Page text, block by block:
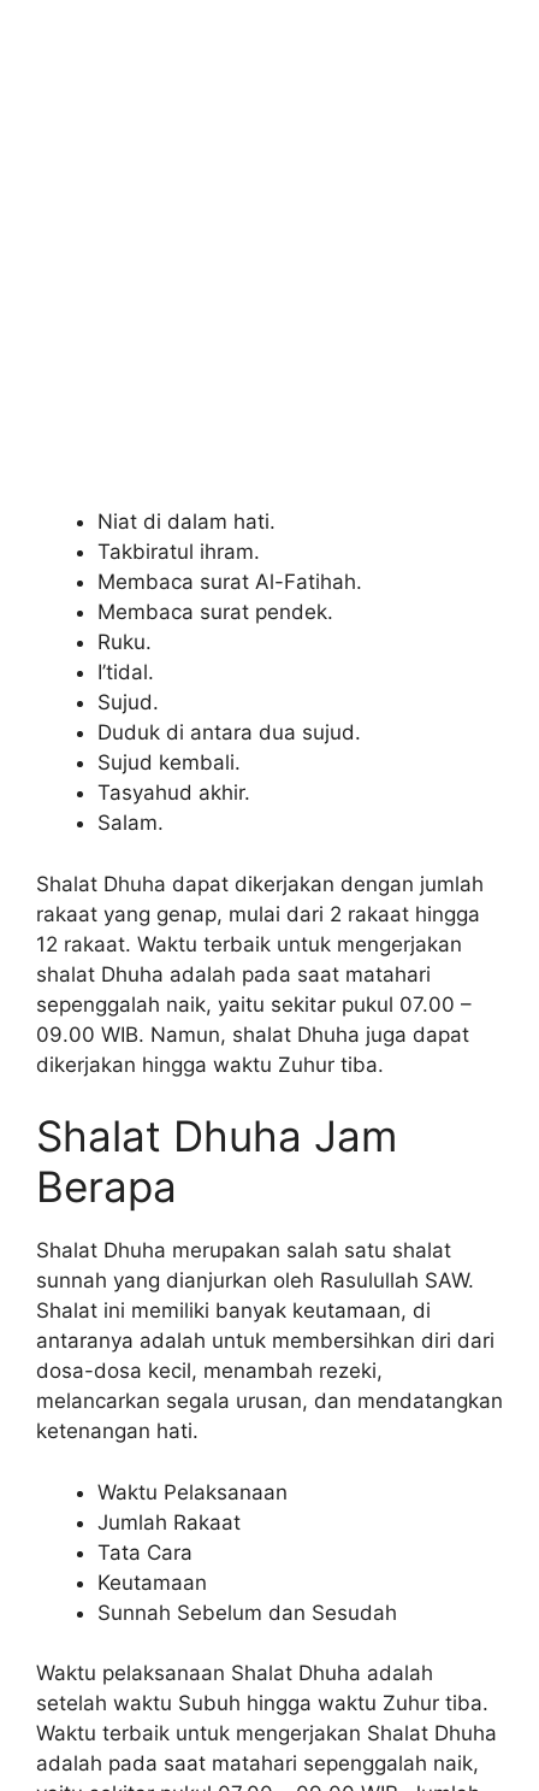
Niat di dalam hati.
Takbiratul ihram.
Membaca surat Al-Fatihah.
Membaca surat pendek.
Ruku.
I’tidal.
Sujud.
Duduk di antara dua sujud.
Sujud kembali.
Tasyahud akhir.
Salam.
Shalat Dhuha dapat dikerjakan dengan jumlah
rakaat yang genap, mulai dari 2 rakaat hingga
12 rakaat. Waktu terbaik untuk mengerjakan
shalat Dhuha adalah pada saat matahari
sepenggalah naik, yaitu sekitar pukul 07.00 –
09.00 WIB. Namun, shalat Dhuha juga dapat
dikerjakan hingga waktu Zuhur tiba.
Shalat Dhuha Jam
Berapa
Shalat Dhuha merupakan salah satu shalat
sunnah yang dianjurkan oleh Rasulullah SAW.
Shalat ini memiliki banyak keutamaan, di
antaranya adalah untuk membersihkan diri dari
dosa-dosa kecil, menambah rezeki,
melancarkan segala urusan, dan mendatangkan
ketenangan hati.
Waktu Pelaksanaan
Jumlah Rakaat
Tata Cara
Keutamaan
Sunnah Sebelum dan Sesudah
Waktu pelaksanaan Shalat Dhuha adalah
setelah waktu Subuh hingga waktu Zuhur tiba.
Waktu terbaik untuk mengerjakan Shalat Dhuha
adalah pada saat matahari sepenggalah naik,